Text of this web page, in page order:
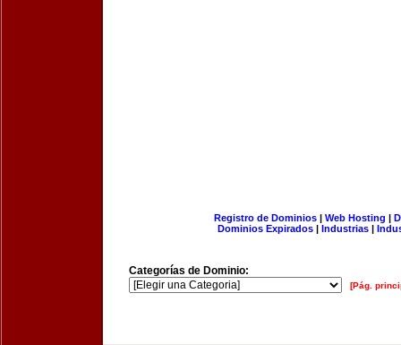
Registro de Dominios| Web Hosting |
Dominios Expirados | Industrias |
Categorías de Dominio:
[Pág.